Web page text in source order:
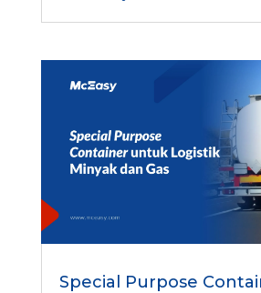
Special Purpose